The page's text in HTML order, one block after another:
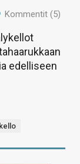
Kommentit (5)
edelliseen